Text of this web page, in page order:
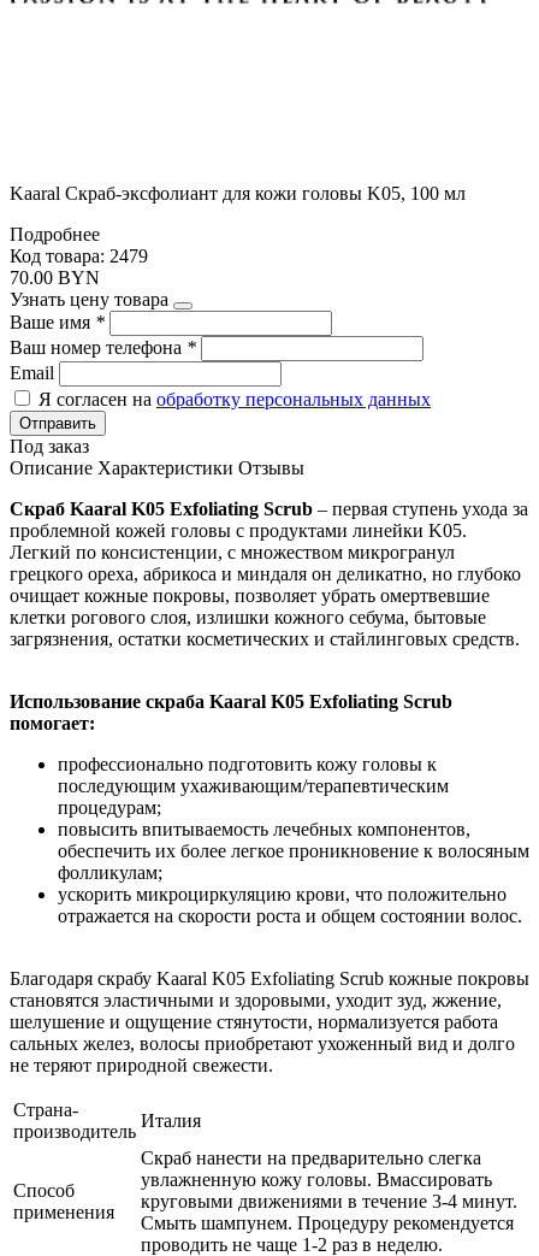
Kaaral Скраб-эксфолиант для кожи головы K05, 100 мл
Подробнее
Код товара: 2479
70.00 BYN
Узнать цену товара
Ваше имя *
Ваш номер телефона *
Email
Я согласен на обработку персональных данных
Отправить
Под заказ
Описание Характеристики Отзывы
Скраб Kaaral K05 Exfoliating Scrub – первая ступень ухода за
проблемной кожей головы с продуктами линейки K05.
Легкий по консистенции, с множеством микрогранул
грецкого ореха, абрикоса и миндаля он деликатно, но глубоко
очищает кожные покровы, позволяет убрать омертвевшие
клетки рогового слоя, излишки кожного себума, бытовые
загрязнения, остатки косметических и стайлинговых средств.
Использование скраба Kaaral K05 Exfoliating Scrub
помогает:
профессионально подготовить кожу головы к
последующим ухаживающим/терапевтическим
процедурам;
повысить впитываемость лечебных компонентов,
обеспечить их более легкое проникновение к волосяным
фолликулам;
ускорить микроциркуляцию крови, что положительно
отражается на скорости роста и общем состоянии волос.
Благодаря скрабу Kaaral K05 Exfoliating Scrub кожные покровы
становятся эластичными и здоровыми, уходит зуд, жжение,
шелушение и ощущение стянутости, нормализуется работа
сальных желез, волосы приобретают ухоженный вид и долго
не теряют природной свежести.
Страна-
производитель
Италия
Способ
применения
Скраб нанести на предварительно слегка
увлажненную кожу головы. Вмассировать
круговыми движениями в течение 3-4 минут.
Смыть шампунем. Процедуру рекомендуется
проводить не чаще 1-2 раз в неделю.